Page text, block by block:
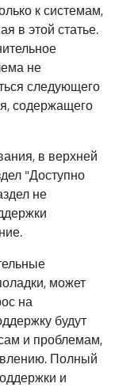
к системам,
в этой статье.
не
следующего
содержащего
в верхней
"Доступно
не
может
на
будут
и проблемам,
Полный
и